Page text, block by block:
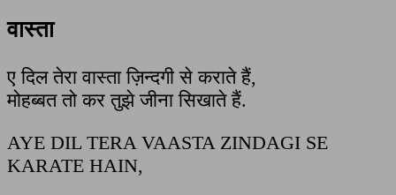
वास्ता
ए दिल तेरा वास्ता ज़िन्दगी से कराते हैं,
मोहब्बत तो कर तुझे जीना सिखाते हैं.
AYE DIL TERA VAASTA ZINDAGI SE
KARATE HAIN,